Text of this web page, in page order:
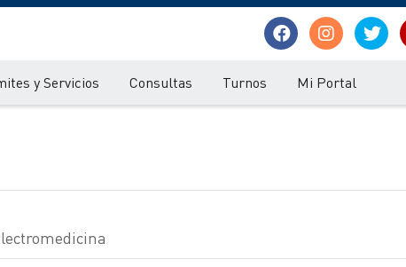
y Servicios Consultas Turnos Mi Portal